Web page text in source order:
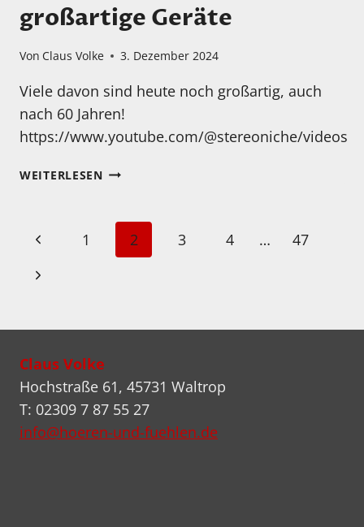
großartige Geräte
Von Claus Volke 3. Dezember 2024
Viele davon sind heute noch großartig, auch
nach 60 Jahren!
https://www.youtube.com/@stereoniche/videos
WEITERLESENEIN
ÜBER
GROSSARTIGE G
Seitennavigation
Vorherige
Seite
1 2 3 4 …
47
Nächste
Claus Volke
Hochstraße 61, 45731 Waltrop
T: 02309 7 87 55 27
info@hoeren-und-fuehlen.de